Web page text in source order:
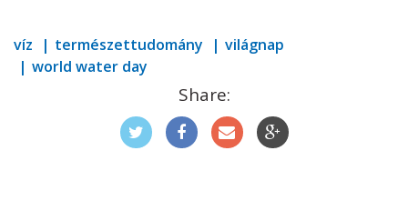
víz természettudomány
világnap
world water day
Share: